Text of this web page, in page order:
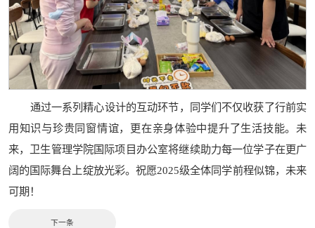
通过一系列精心设计的互动环节，同学们不仅收获了行前实
用知识与珍贵同窗情谊，更在亲身体验中提升了生活技能。未
来，卫生管理学院国际项目办公室将继续助力每一位学子在更广
阔的国际舞台上绽放光彩。祝愿2025级全体同学前程似锦，未来
可期！
下一条